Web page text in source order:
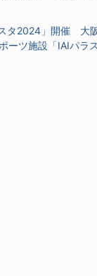
タ2024」開催 大
ーツ施設「IAIパ